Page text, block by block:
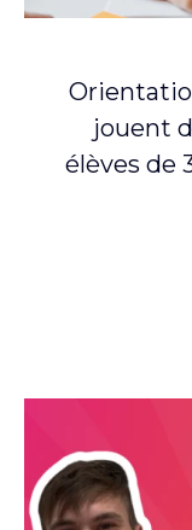
jouent
élèves de